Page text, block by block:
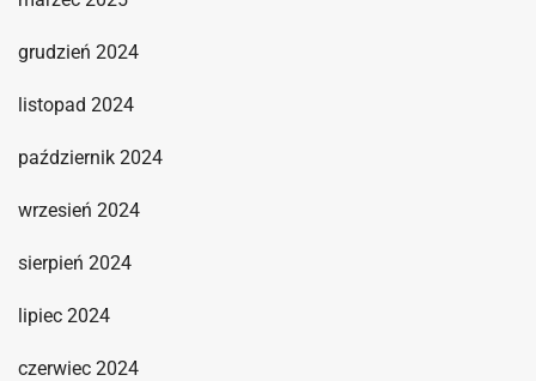
grudzień 2024
listopad 2024
październik 2024
wrzesień 2024
sierpień 2024
lipiec 2024
czerwiec 2024